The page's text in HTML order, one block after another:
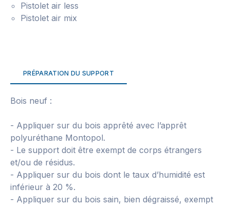
Pistolet air less
Pistolet air mix
PRÉPARATION DU SUPPORT
Bois neuf :
- Appliquer sur du bois apprêté avec l’apprêt
polyuréthane Montopol.
- Le support doit être exempt de corps étrangers
et/ou de résidus.
- Appliquer sur du bois dont le taux d’humidité est
inférieur à 20 %.
- Appliquer sur du bois sain, bien dégraissé, exempt